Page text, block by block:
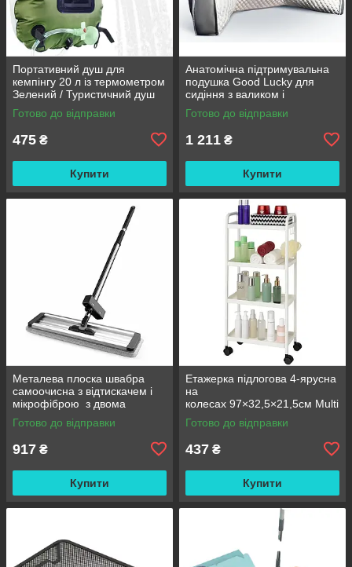
Портативний душ для
кемпінгу 20 л із термометром
Зелений / Туристичний душ
переносний з лійкою /
Польовий душ сумка
Готово до відправки
475 ₴
Купити
Анатомічна підтримувальна
подушка Good Lucky для
сидіння з валиком і
підлокітниками
Готово до відправки
1 211 ₴
Купити
Металева плоска швабра
самоочисна з відтискачем і
мікрофіброю з двома
змінними насадками M06
42см
Готово до відправки
917 ₴
Купити
Етажерка підлогова 4-ярусна
на
колесах 97×32,5×21,5см Multi
fucntion Rack JC606
/ Підлогова вузька стелаж-
Готово до відправки
437 ₴
Купити